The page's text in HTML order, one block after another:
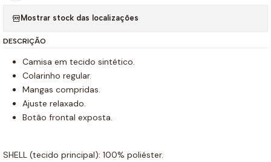
Mostrar stock das localizações
DESCRIÇÃO
Camisa em tecido sintético.
Colarinho regular.
Mangas compridas.
Ajuste relaxado.
Botão frontal exposta.
SHELL (tecido principal): 100% poliéster.